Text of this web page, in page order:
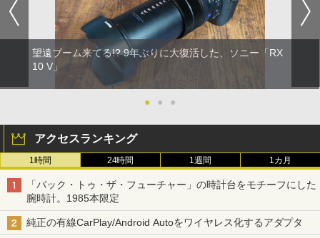
望遠ブーム来てる!? 9年ぶりに大復活した、ソニー「RX
10 V」
● ● ●
アクセスランキング
1時間 24時間 1週間 1カ月
「バック・トゥ・ザ・フューチャー」の時計台をモチーフにした
腕時計。1985本限定
純正の有線CarPlay/Android Autoをワイヤレス化するアダプタ